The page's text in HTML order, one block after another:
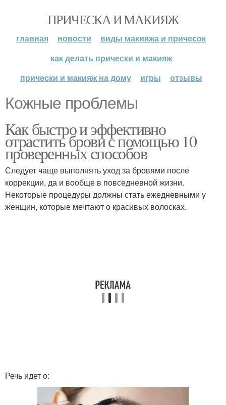
ПРИЧЕСКА И МАКИЯЖ
главная новости
виды макияжа и причесок
как делать прически и макияж
прически и макияж на дому
игры отзывы
Кожные проблемы
Как быстро и эффективно
отрастить брови с помощью 10
проверенных способов
Следует чаще выполнять уход за бровями после
коррекции, да и вообще в повседневной жизни.
Некоторые процедуры должны стать ежедневными у
женщин, которые мечтают о красивых волосках.
Речь идет о: